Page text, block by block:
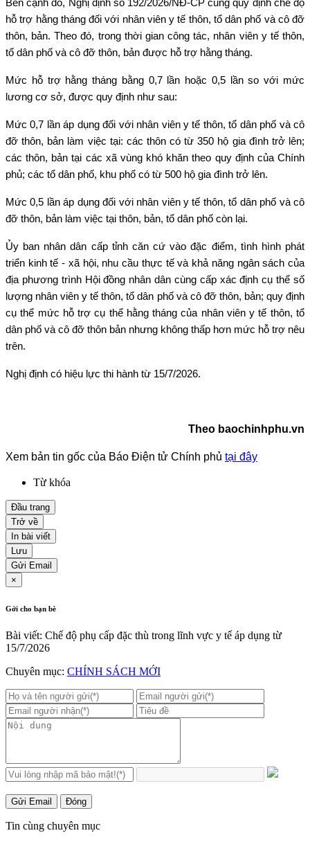
Bên cạnh đó, Nghị định số 192/2026/NĐ-CP cũng quy định chế độ
hỗ trợ hằng tháng đối với nhân viên y tế thôn, tổ dân phố và cô đỡ
thôn, bản. Theo đó, trong thời gian công tác, nhân viên y tế thôn,
tổ dân phố và cô đỡ thôn, bản được hỗ trợ hằng tháng.
Mức hỗ trợ hằng tháng bằng 0,7 lần hoặc 0,5 lần so với mức
lương cơ sở, được quy định như sau:
Mức 0,7 lần áp dụng đối với nhân viên y tế thôn, tổ dân phố và cô
đỡ thôn, bản làm việc tại: các thôn có từ 350 hộ gia đình trở lên;
các thôn, bản tại các xã vùng khó khăn theo quy định của Chính
phủ; các tổ dân phố, khu phố có từ 500 hộ gia đình trở lên.
Mức 0,5 lần áp dụng đối với nhân viên y tế thôn, tổ dân phố và cô
đỡ thôn, bản làm việc tại thôn, bản, tổ dân phố còn lại.
Ủy ban nhân dân cấp tỉnh căn cứ vào đặc điểm, tình hình phát
triển kinh tế - xã hội, nhu cầu thực tế và khả năng ngân sách của
địa phương trình Hội đồng nhân dân cùng cấp xác định cụ thể số
lượng nhân viên y tế thôn, tổ dân phố và cô đỡ thôn, bản; quy định
cụ thể mức hỗ trợ cụ thể hằng tháng của nhân viên y tế thôn, tổ
dân phố và cô đỡ thôn bản nhưng không thấp hơn mức hỗ trợ nêu
trên.
Nghị định có hiệu lực thi hành từ 15/7/2026.
Theo baochinhphu.vn
Xem bản tin gốc của Báo Điện tử Chính phủ tại đây
Từ khóa
Đầu trang
Trở về
In bài viết
Lưu
Gửi Email
×
Gởi cho bạn bè
Bài viết: Chế độ phụ cấp đặc thù trong lĩnh vực y tế áp dụng từ
15/7/2026
Chuyên mục: CHÍNH SÁCH MỚI
Gửi Email Đóng
Tin cùng chuyên mục